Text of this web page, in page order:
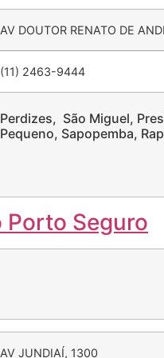
AV DOUTOR RENATO DE
(11) 2463-9444
Perdizes, São Miguel,
Pequeno, Sapopemba,
AV JUNDIAÍ, 1300